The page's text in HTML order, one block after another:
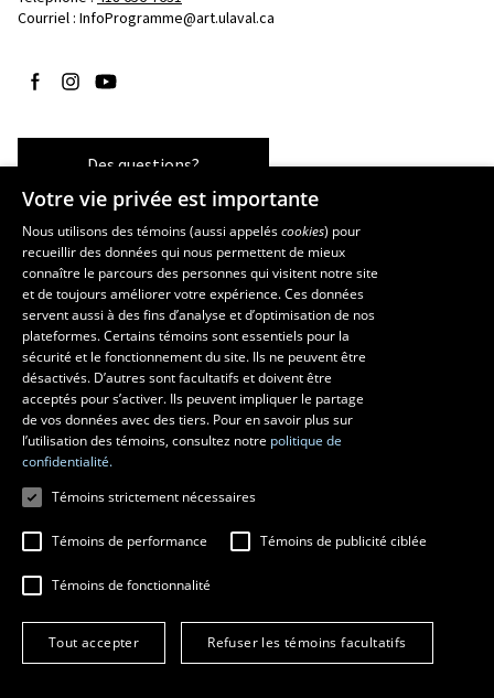
Courriel : InfoProgramme@art.ulaval.ca
Suivez-nous sur Facebook
Suivez-nous sur Instagram
Suivez-nous sur YouTube
Des questions?
Les écoles et la recherche
École supérieure d’aménagement du territoire et de développement
régional
École d’architecture
École de design
Centre de recherche en aménagement et développement
© 2026 Université Laval
Tous droits réservés
Conditions générales d'utilisation
Fraude en ligne
Votre vie privée est importante
Nous utilisons des témoins (aussi appeléscookies) pour
recueillir des données qui nous permettent de mieux
connaître le parcours des personnes qui visitent notre site
et de toujours améliorer votre expérience. Ces données
servent aussi à des fins d’analyse et d’optimisation de nos
plateformes. Certains témoins sont essentiels pour la
sécurité et le fonctionnement du site. Ils ne peuvent être
désactivés. D’autres sont facultatifs et doivent être
acceptés pour s’activer. Ils peuvent impliquer le partage
de vos données avec des tiers. Pour en savoir plus sur
l’utilisation des témoins, consultez notre politique de
confidentialité.
Témoins strictement nécessaires
Témoins de performance Témoins de publicité ciblée
Témoins de fonctionnalité
Tout accepter Refuser les témoins facultatifs